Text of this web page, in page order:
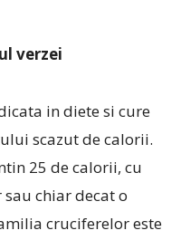
verzei
in diete si cure
scazut de calorii.
25 de calorii, cu
chiar decat o
cruciferelor este